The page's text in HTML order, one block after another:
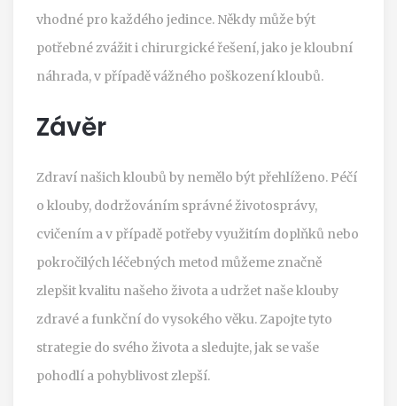
vhodné pro každého jedince. Někdy může být
potřebné zvážit i chirurgické řešení, jako je kloubní
náhrada, v případě vážného poškození kloubů.
Závěr
Zdraví našich kloubů by nemělo být přehlíženo. Péčí
o klouby, dodržováním správné životosprávy,
cvičením a v případě potřeby využitím doplňků nebo
pokročilých léčebných metod můžeme značně
zlepšit kvalitu našeho života a udržet naše klouby
zdravé a funkční do vysokého věku. Zapojte tyto
strategie do svého života a sledujte, jak se vaše
pohodlí a pohyblivost zlepší.